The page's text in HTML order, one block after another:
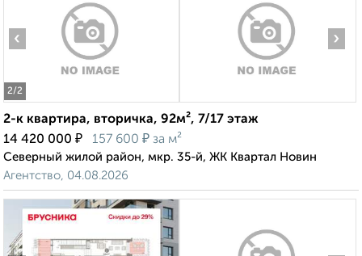
2/2
‹ ›
2-к квартира, вторичка, 92м², 7/17 этаж
14 420 000 ₽ 157 600 ₽ за м²
Северный жилой район, мкр. 35-й, ЖК Квартал Новин
Агентство, 04.08.2026